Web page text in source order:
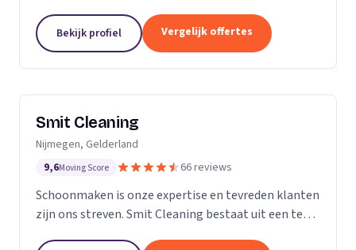
schoonmaakmedewerkers zijn actief in héél
Amsterdam en ontzorgen u met...
Bekijk profiel Vergelijk offertes
Smit Cleaning
Nijmegen, Gelderland
9,6Moving Score 66 reviews
Schoonmaken is onze expertise en tevreden klanten
zijn ons streven. Smit Cleaning bestaat uit een team